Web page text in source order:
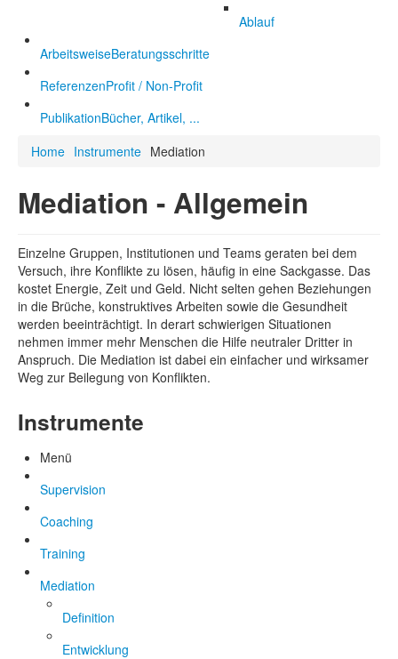
Ablauf
ArbeitsweiseBeratungsschritte
ReferenzenProfit / Non-Profit
PublikationBücher, Artikel, ...
Home Instrumente Mediation
Mediation - Allgemein
Einzelne Gruppen, Institutionen und Teams geraten bei dem
Versuch, ihre Konflikte zu lösen, häufig in eine Sackgasse. Das
kostet Energie, Zeit und Geld. Nicht selten gehen Beziehungen
in die Brüche, konstruktives Arbeiten sowie die Gesundheit
werden beeinträchtigt. In derart schwierigen Situationen
nehmen immer mehr Menschen die Hilfe neutraler Dritter in
Anspruch. Die Mediation ist dabei ein einfacher und wirksamer
Weg zur Beilegung von Konflikten.
Instrumente
Menü
Supervision
Coaching
Training
Mediation
Definition
Entwicklung